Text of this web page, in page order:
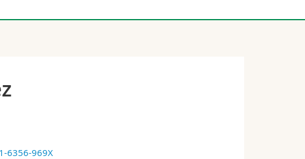
Webmail
6356-969X